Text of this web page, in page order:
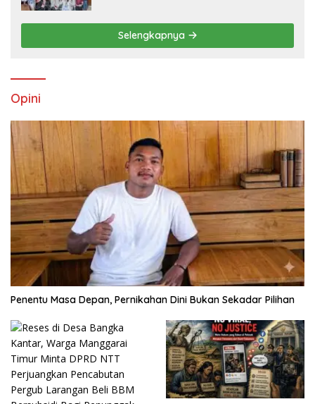
Selengkapnya
Opini
Penentu Masa Depan, Pernikahan Dini Bukan Sekadar Pilihan